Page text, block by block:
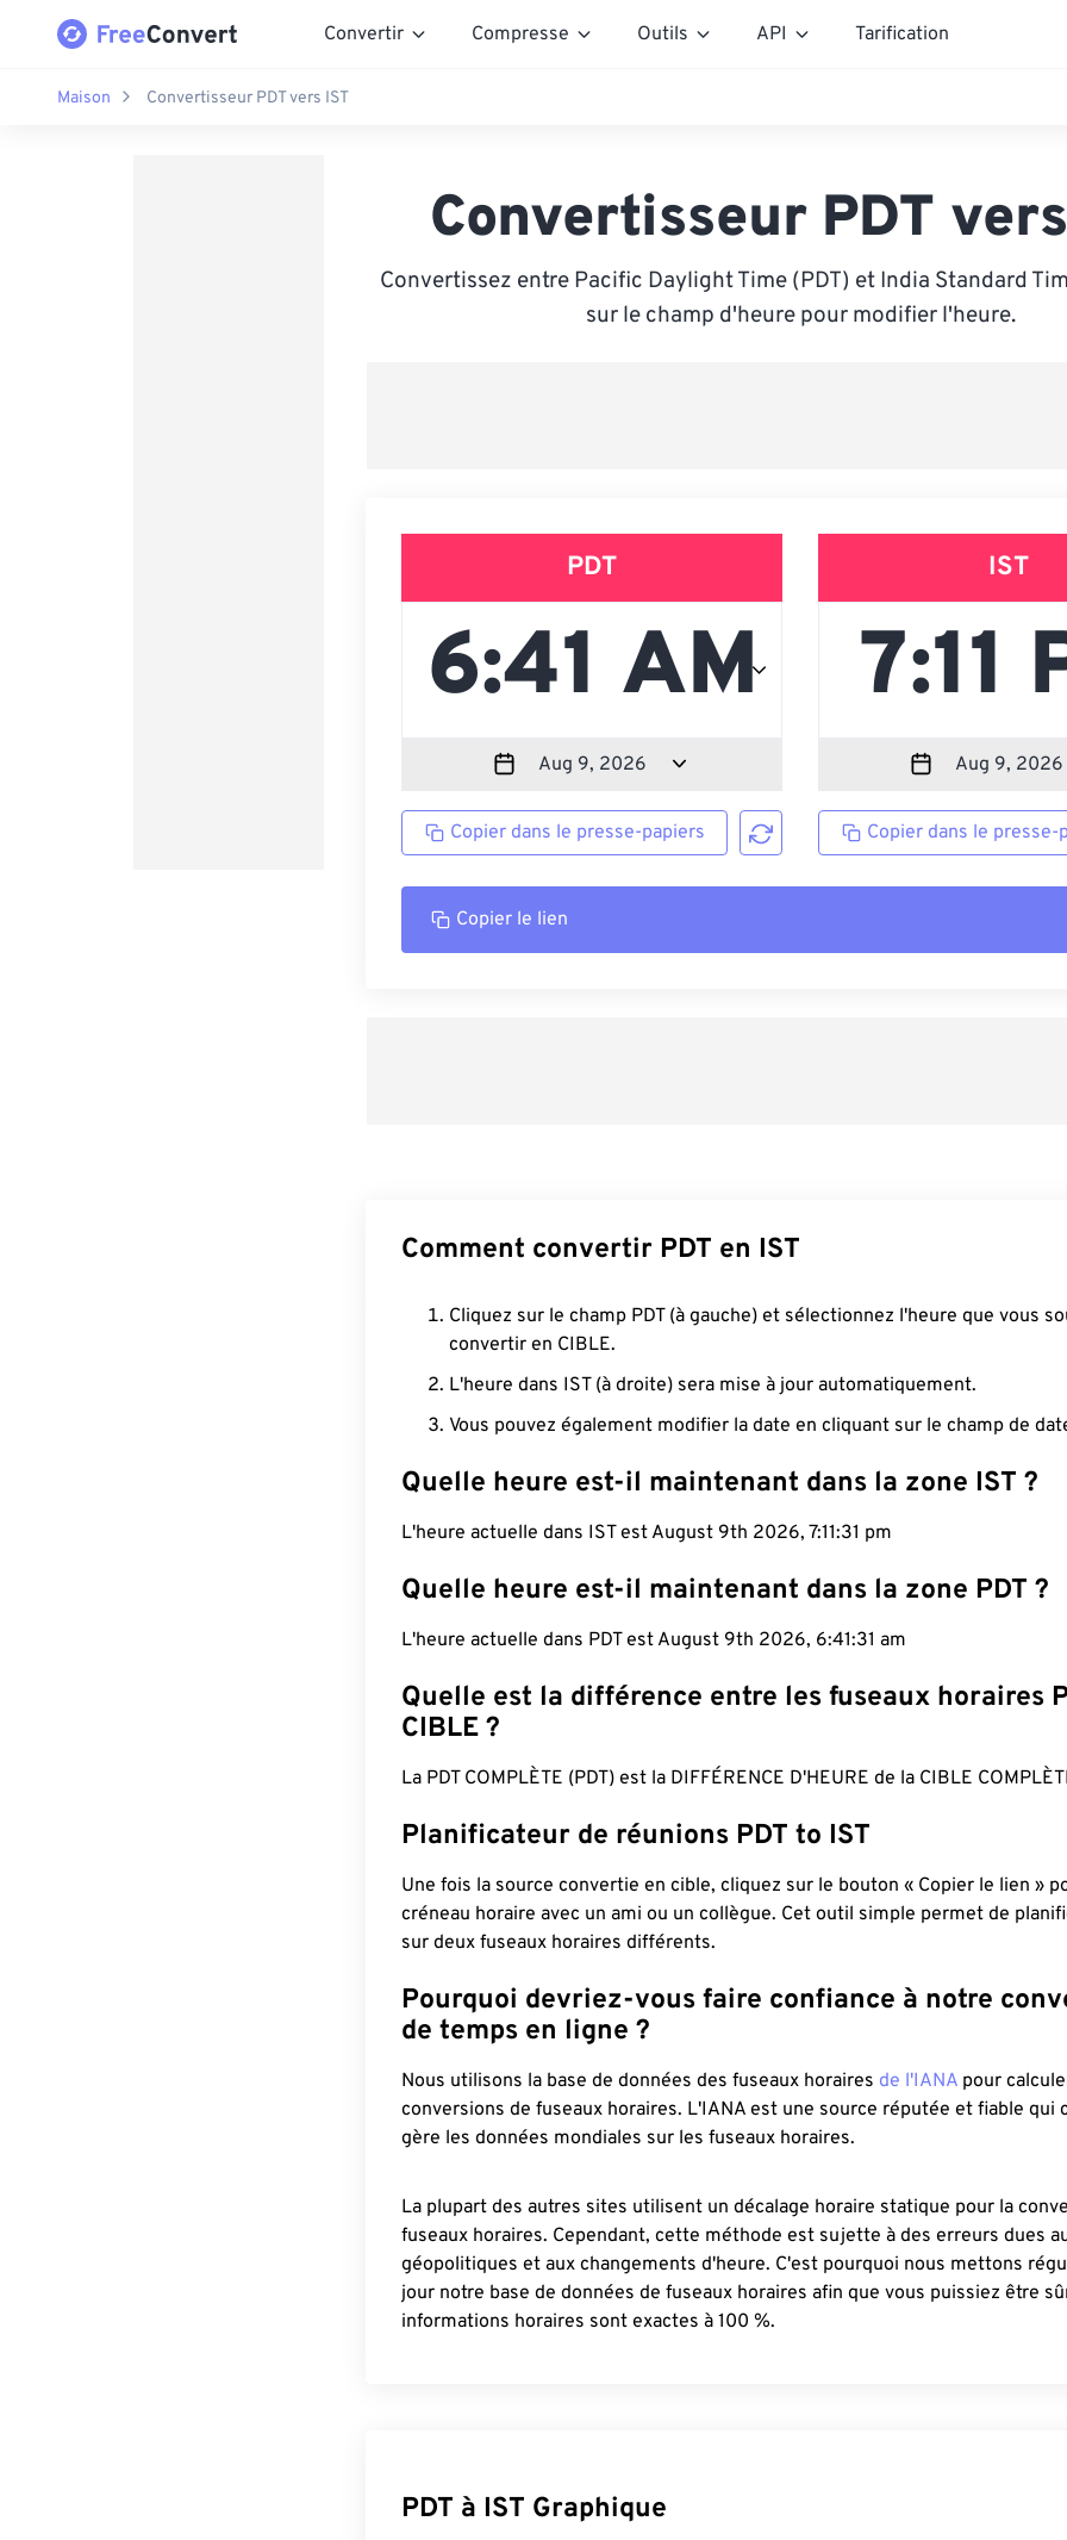
Convertir Compresse Outils API Tarification
Maison Convertisseur PDT vers IST
Convertisseur PDT
Convertissez entre Pacific Daylight Time (PDT) et India Standard
sur le champ d'heure pour modifier l'heure.
PDT
Copier dans le presse-papiers
IST
Copier dans le presse-
Copier le lien
Comment convertir PDT en IST
Cliquez sur le champ PDT (à gauche) et sélectionnez l'heure que vous
convertir en CIBLE.
L'heure dans IST (à droite) sera mise à jour automatiquement.
Vous pouvez également modifier la date en cliquant sur le champ de
Quelle heure est-il maintenant dans la zone IST ?
L'heure actuelle dans IST est August 9th 2026, 7:11:32 pm
Quelle heure est-il maintenant dans la zone PDT ?
L'heure actuelle dans PDT est August 9th 2026, 6:41:32 am
Quelle est la différence entre les fuseaux horaires
CIBLE ?
La PDT COMPLÈTE (PDT) est la DIFFÉRENCE D'HEURE de la CIBLE
Planificateur de réunions PDT to IST
Une fois la source convertie en cible, cliquez sur le bouton « Copier le lien »
créneau horaire avec un ami ou un collègue. Cet outil simple permet de
sur deux fuseaux horaires différents.
Pourquoi devriez-vous faire confiance à notre
de temps en ligne ?
Nous utilisons la base de données des fuseaux horaires de l'IANA pour
conversions de fuseaux horaires. L'IANA est une source réputée et fiable qui
gère les données mondiales sur les fuseaux horaires.
La plupart des autres sites utilisent un décalage horaire statique pour la
fuseaux horaires. Cependant, cette méthode est sujette à des erreurs dues
géopolitiques et aux changements d'heure. C'est pourquoi nous mettons
jour notre base de données de fuseaux horaires afin que vous puissiez être
informations horaires sont exactes à 100 %.
PDT à IST Graphique